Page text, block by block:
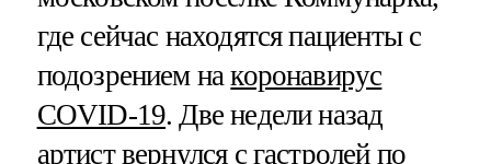
где сейчас находятся пациенты с
подозрением накоронавирус
COVID-19. Две недели назад
артист вернулся с гастролей по